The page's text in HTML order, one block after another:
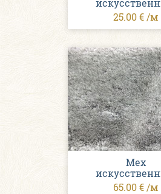
25.00 € /м
Мех
65.00 € /м